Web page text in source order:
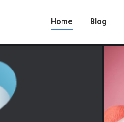
Home Blog